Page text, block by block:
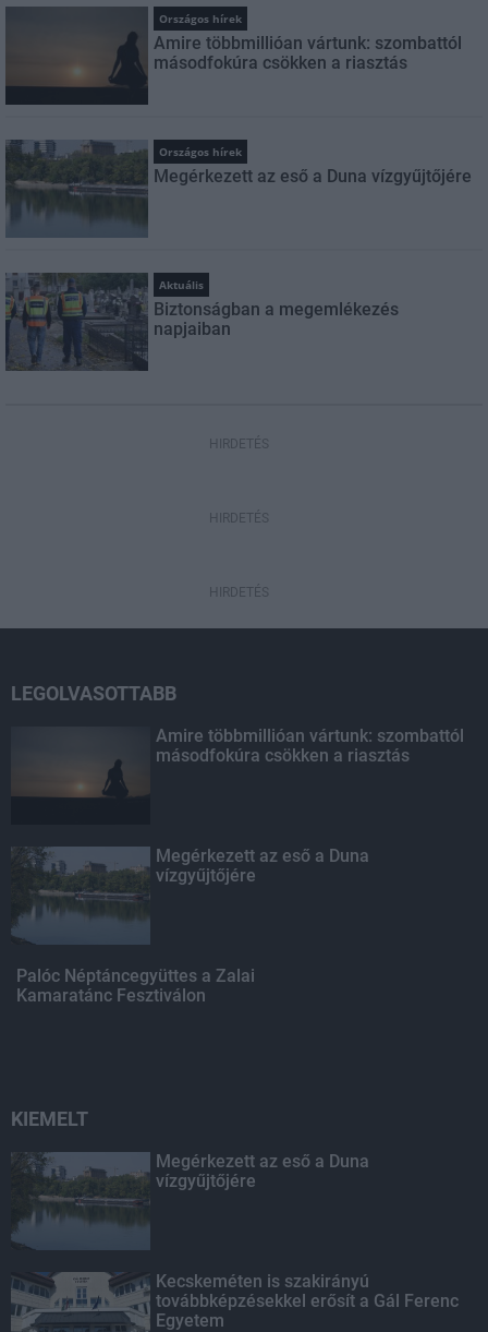
Országos hírek
Amire többmillióan vártunk: szombattól
másodfokúra csökken a riasztás
Országos hírek
Megérkezett az eső a Duna vízgyűjtőjére
Aktuális
Biztonságban a megemlékezés
napjaiban
HIRDETÉS
HIRDETÉS
HIRDETÉS
LEGOLVASOTTABB
Amire többmillióan vártunk: szombattól
másodfokúra csökken a riasztás
Megérkezett az eső a Duna
vízgyűjtőjére
Palóc Néptáncegyüttes a Zalai
Kamaratánc Fesztiválon
KIEMELT
Megérkezett az eső a Duna
vízgyűjtőjére
Kecskeméten is szakirányú
továbbképzésekkel erősít a Gál Ferenc
Egyetem